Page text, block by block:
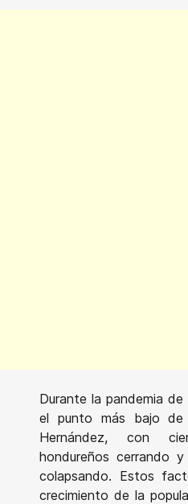
Durante la pandemia
el punto más bajo de
Hernández, con
hondureños cerrando
colapsando. Estos
crecimiento de la